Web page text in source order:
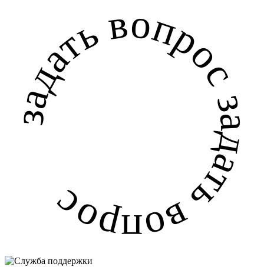
задать вопрос задать вопрос